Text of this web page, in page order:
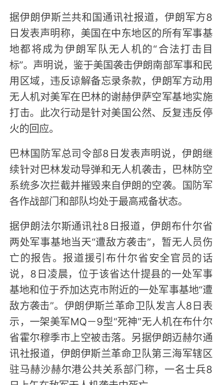
据伊朗伊斯兰共和国通讯社报道，伊朗军方8
日发表声明称，美国在中东地区的所有军事基
地都将成为伊朗军队无人机的“合法打击目
标”。声明说，鉴于美国袭击伊朗南部军事和民
用区域，违反谅解备忘录条款，伊朗军方动用
无人机对美军在巴林的谢赫伊萨空军基地实施
打击。此次行动是针对美国公然、反复违反停
火的回应。
巴林国防军总司令部8日发表声明说，伊朗继
续针对巴林发动导弹和无人机袭击，巴林防空
系统多次拦截并摧毁来自伊朗的空袭。国防军
各作战部门和部队均处于最高戒备状态。
据伊朗法尔斯通讯社8日报道，伊朗布什尔省
两处军事基地当天“遭敌方袭击”，暂无人员伤
亡的报告。报道援引布什尔省安全官员的话
说，8日凌晨，位于该省达什提县的一处军事
基地和位于乔加达克市附近的一处军事基地“遭
敌方袭击”。伊朗伊斯兰革命卫队发言人8日表
示，一架美军MQ－9型“死神”无人机在布什尔
省霍尔穆季市上空被击落。另据伊朗迈赫尔通
讯社报道，伊朗伊斯兰革命卫队第三海军辖区
驻马赫沙赫尔港公共关系部门称，一名士兵8